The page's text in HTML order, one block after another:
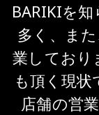
BARIKIを
多く、ま
業しており
も頂く現
店舗の営